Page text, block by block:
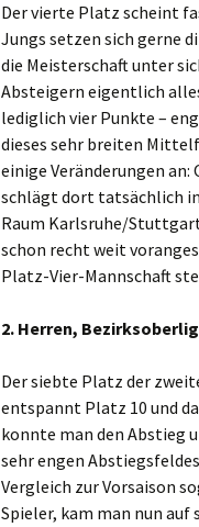
Der vierte Platz scheint
Jungs setzen sich gerne
die Meisterschaft unter
Absteigern eigentlich
lediglich vier Punkte –
dieses sehr breiten
einige Veränderungen
schlägt dort tatsächlich
Raum Karlsruhe/
schon recht weit
Platz-Vier-Mannschaft
2. Herren,
Der siebte Platz der
entspannt Platz 10 und
konnte man den Abstieg
sehr engen
Vergleich zur Vorsaison
Spieler, kam man nun